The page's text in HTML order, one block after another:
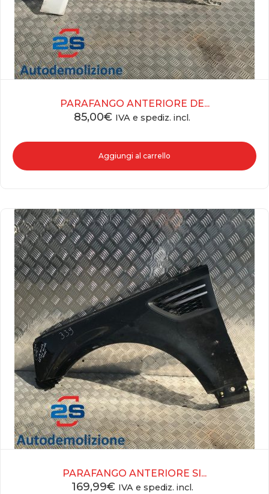
PARAFANGO ANTERIORE DE...
85,00€ IVA e spediz. incl.
Aggiungi al carrello
PARAFANGO ANTERIORE SI...
169,99€ IVA e spediz. incl.